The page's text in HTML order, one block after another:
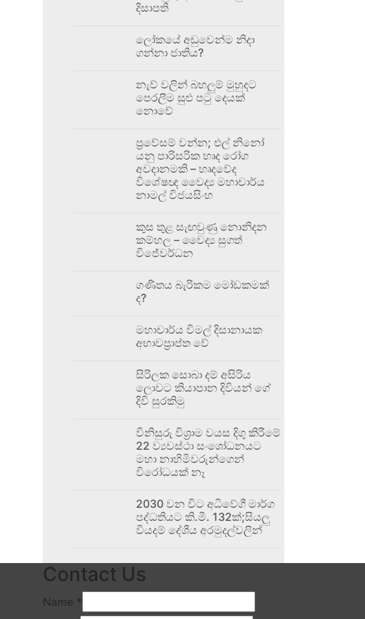
දිසාපති
ලෝකයේ අඩුවෙන්ම නිදා
ගන්නා ජාතිය?
නැව් වලින් බහලුම් මුහුදට
පෙරලීම සුළු පටු දෙයක්
නොවේ
ප්‍රවේසම් වන්න; එල් නිනෝ
යනු පාරිසරික හෘද රෝග
අවදානමකි – හෘදවේද
විශේෂඥ වෛද්‍ය මහාචාර්ය
නාමල් විජයසිංහ
කුස තුළ සැඟවුණු නොනිදන
කම්හල – වෛද්‍ය සුගත්
විජේවර්ධන
ගණිතය බැරිකම මෝඩකමක්
ද?
මහාචාර්ය විමල් දිසානායක
අභාවප්‍රාප්ත වේ
සිරිලක සොබා දම් අසිරිය
ලොවට කියාපාන දිවියන් ගේ
දිවි සුරකිමු
විනිසුරු විශ්‍රාම වයස දිගු කිරීමේ
22 ව්‍යවස්ථා සංශෝධනයට
මහා නාහිමිවරුන්ගෙන්
විරෝධයක් නෑ
2030 වන විට අධිවේගී මාර්ග
පද්ධතියට කි.මී. 132ක්;සියලු
වියදම් දේශීය අරමුදල්වලින්
Contact Us
Name *